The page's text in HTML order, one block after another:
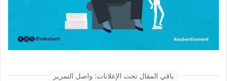
باقي المقال تحت الإعلانات: واصل التمرير